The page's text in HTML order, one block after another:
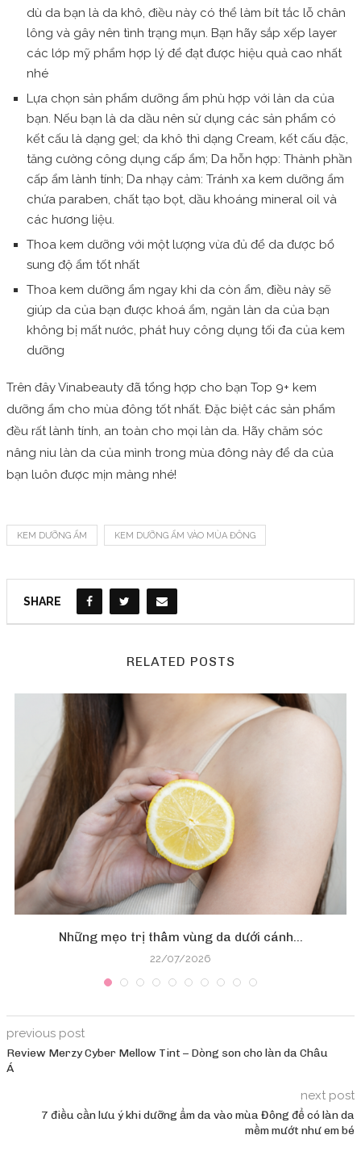
dù da bạn là da khô, điều này có thể làm bít tắc lỗ chân
lông và gây nên tình trạng mụn. Bạn hãy sắp xếp layer
các lớp mỹ phẩm hợp lý để đạt được hiệu quả cao nhất
nhé
Lựa chọn sản phẩm dưỡng ẩm phù hợp với làn da của
bạn. Nếu bạn là da dầu nên sử dụng các sản phẩm có
kết cấu là dạng gel; da khô thì dạng Cream, kết cấu đặc,
tăng cường công dụng cấp ẩm; Da hỗn hợp: Thành phần
cấp ẩm lành tính; Da nhạy cảm: Tránh xa kem dưỡng ẩm
chứa paraben, chất tạo bọt, dầu khoáng mineral oil và
các hương liệu.
Thoa kem dưỡng với một lượng vừa đủ để da được bổ
sung độ ẩm tốt nhất
Thoa kem dưỡng ẩm ngay khi da còn ẩm, điều này sẽ
giúp da của bạn được khoá ẩm, ngăn làn da của bạn
không bị mất nước, phát huy công dụng tối đa của kem
dưỡng
Trên đây Vinabeauty đã tổng hợp cho bạn Top 9+ kem
dưỡng ẩm cho mùa đông tốt nhất. Đặc biệt các sản phẩm
đều rất lành tính, an toàn cho mọi làn da. Hãy chăm sóc
nâng niu làn da của mình trong mùa đông này để da của
bạn luôn được mịn màng nhé!
KEM DƯỠNG ẨM KEM DƯỠNG ẨM VÀO MÙA ĐÔNG
SHARE
RELATED POSTS
Những mẹo trị thâm vùng da dưới cánh...
22/07/2026
previous post
Review Merzy Cyber Mellow Tint – Dòng son cho làn da Châu
Á
next post
7 điều cần lưu ý khi dưỡng ẩm da vào mùa Đông để có làn da
mềm mướt như em bé